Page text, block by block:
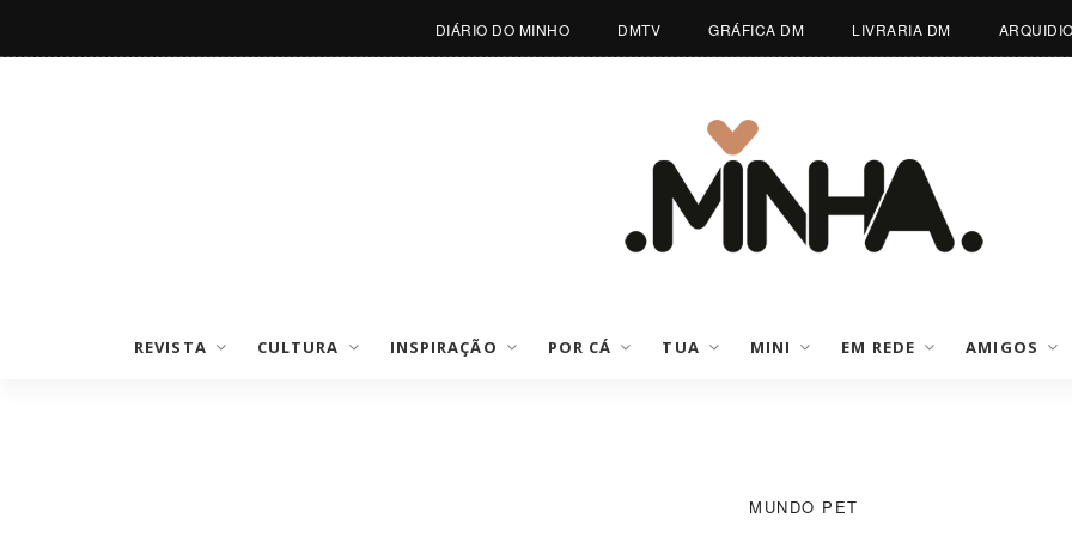
DIÁRIO DO MINHO DMTV GRÁFICA DM LIVRARIA DM
REVISTA CULTURA INSPIRAÇÃO POR CÁ TUA MINI EM REDE AMIGOS
MUNDO PET